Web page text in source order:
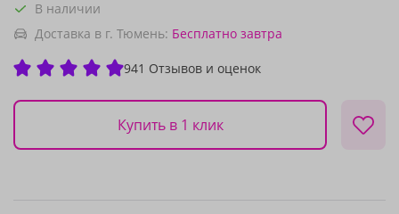
В наличии
Доставка в г. Тюмень: Бесплатно завтра
941 Отзывов и оценок
Купить в 1 клик